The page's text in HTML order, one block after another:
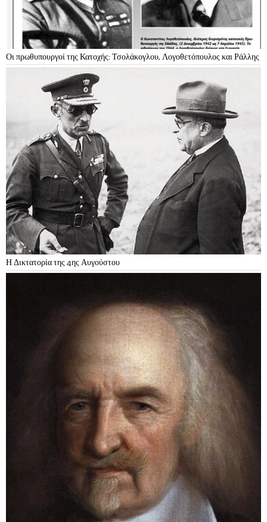
Οι πρωθυπουργοί της Κατοχής: Τσολάκογλου, Λογοθετόπουλος και Ράλλης
Η Δικτατορία της 4ης Αυγούστου